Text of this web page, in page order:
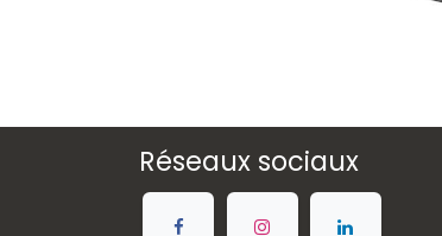
Réseaux sociaux